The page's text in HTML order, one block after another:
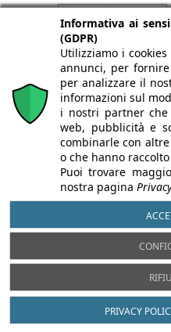
Informativa ai
(GDPR)
Utilizziamo i
annunci, per
per analizzare il
informazioni sul
i nostri partner
web, pubblicità e
combinarle con
o che hanno
Puoi trovare
nostra pagina
PRIVACY